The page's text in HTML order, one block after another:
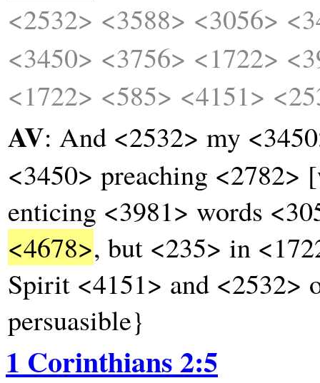
<2532> <3588> <3056>
<3450> <3756> <1722>
<1722> <585> <4151>
AV: And <2532> my
<3450> preaching
enticing <3981> words
<4678>, but <235> in
Spirit <4151> and <2532>
persuasible}
1 Corinthians 2:5